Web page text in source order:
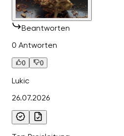
Beantworten
0 Antworten
0 0
Lukic
26.07.2026